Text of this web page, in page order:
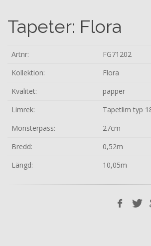
Tapeter: Flora
Artnr:
FG71202
Kollektion:
Flora
Kvalitet:
papper
Limrek:
Tapetlim typ
Mönsterpass:
27cm
Bredd:
0,52m
Längd:
10,05m